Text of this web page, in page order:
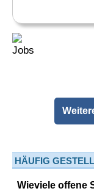
HÄUFIG
Wieviele offene